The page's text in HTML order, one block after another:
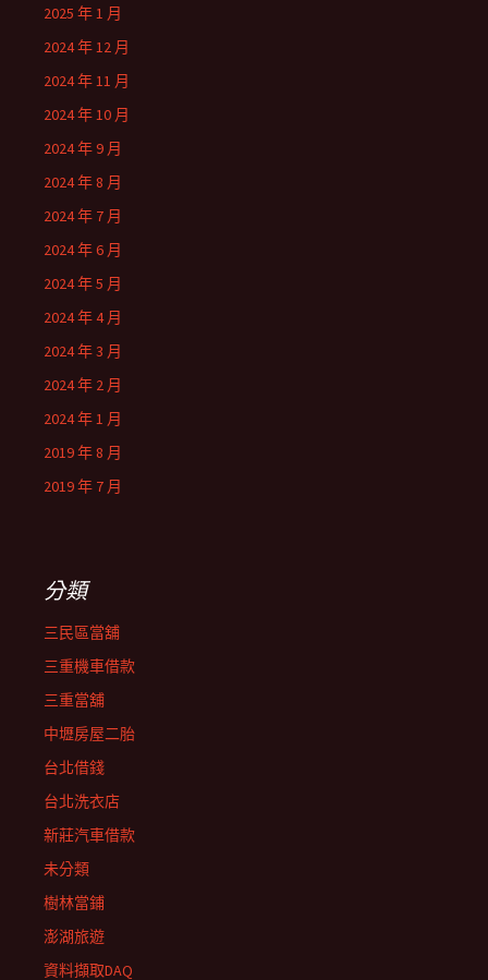
2025 年 1 月
2024 年 12 月
2024 年 11 月
2024 年 10 月
2024 年 9 月
2024 年 8 月
2024 年 7 月
2024 年 6 月
2024 年 5 月
2024 年 4 月
2024 年 3 月
2024 年 2 月
2024 年 1 月
2019 年 8 月
2019 年 7 月
分類
三民區當舖
三重機車借款
三重當舖
中壢房屋二胎
台北借錢
台北洗衣店
新莊汽車借款
未分類
樹林當鋪
澎湖旅遊
資料擷取DAQ